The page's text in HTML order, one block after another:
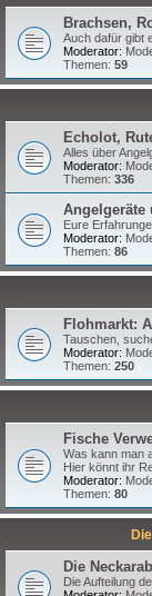
Brachsen,
Auch dafür gibt
Moderator:
Themen: 59
Echolot,
Alles über
Moderator:
Themen: 336
Angelgeräte
Eure
Moderator:
Themen: 86
Flohmarkt:
Tauschen,
Moderator:
Themen: 250
Fische
Was kann man
Hier könnt ihr
Moderator:
Themen: 80
Die
Die Aufteilung